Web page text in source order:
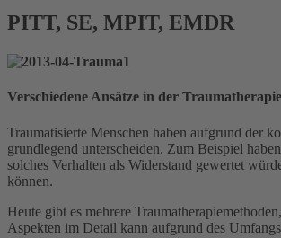
PITT, SE, MPIT, EMDR
Verschiedene Ansätze in der
Traumatisierte Menschen haben aufgrund der
grundlegend unterscheiden. Zum Beispiel
solches Verhalten als Widerstand gewertet
können.
Heute gibt es mehrere
Aspekten im Detail kann aufgrund des